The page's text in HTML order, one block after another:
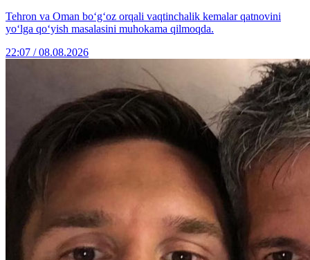
Tehron va Oman bo‘g‘oz orqali vaqtinchalik kemalar qatnovini
yo‘lga qo‘yish masalasini muhokama qilmoqda.
22:07 / 08.08.2026